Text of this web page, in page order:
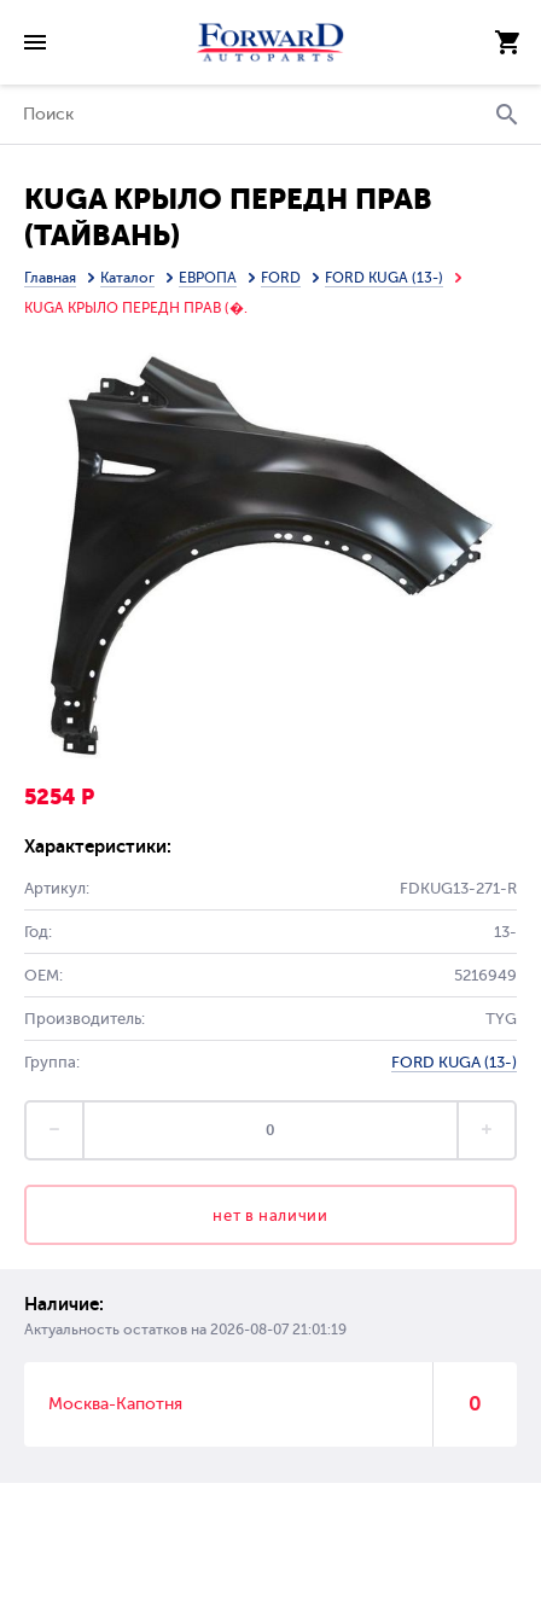
KUGA КРЫЛО ПЕРЕДН ПРАВ
(ТАЙВАНЬ)
Главная Каталог ЕВРОПА FORD
FORD KUGA (13-)
KUGA КРЫЛО ПЕРЕДН ПРАВ (�.
5254 Р
Характеристики:
Артикул: FDKUG13-271-R
Год: 13-
OEM: 5216949
Производитель: TYG
Группа: FORD KUGA (13-)
нет в наличии
Наличие:
Актуальность остатков на 2026-08-07 21:01:19
Москва-Капотня 0